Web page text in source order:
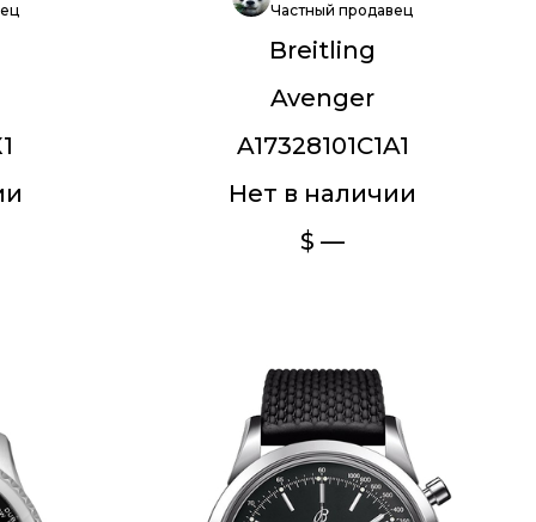
Частный продавец
Breitling
Avenger
A17328101C1A1
Нет в наличии
$ —